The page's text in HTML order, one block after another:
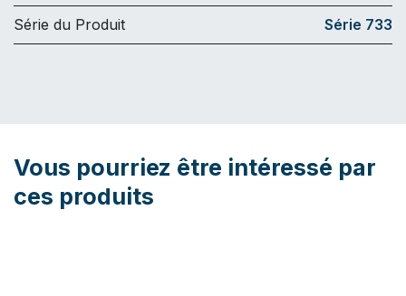
Série du Produit Série 733
Vous pourriez être intéressé par
ces produits